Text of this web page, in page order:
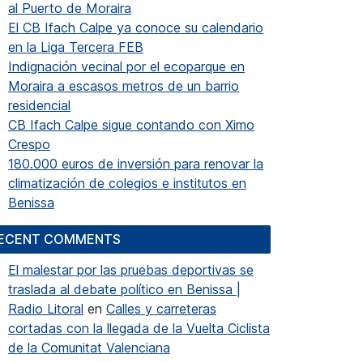
al Puerto de Moraira
El CB Ifach Calpe ya conoce su calendario
en la Liga Tercera FEB
Indignación vecinal por el ecoparque en
Moraira a escasos metros de un barrio
residencial
CB Ifach Calpe sigue contando con Ximo
Crespo
180.000 euros de inversión para renovar la
climatización de colegios e institutos en
Benissa
COMMENTS
El malestar por las pruebas deportivas se
traslada al debate político en Benissa |
Radio Litoral en Calles y carreteras
cortadas con la llegada de la Vuelta Ciclista
de la Comunitat Valenciana